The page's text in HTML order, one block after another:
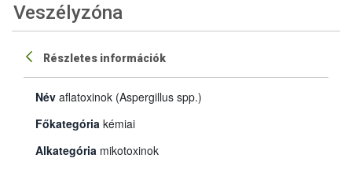
Veszélyzóna
Részletes információk
Név aflatoxinok (Aspergillus spp.)
Főkategória kémiai
Alkategória mikotoxinok